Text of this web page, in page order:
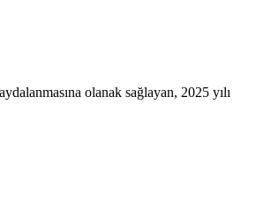
olanak sağlayan, 2025 yılı